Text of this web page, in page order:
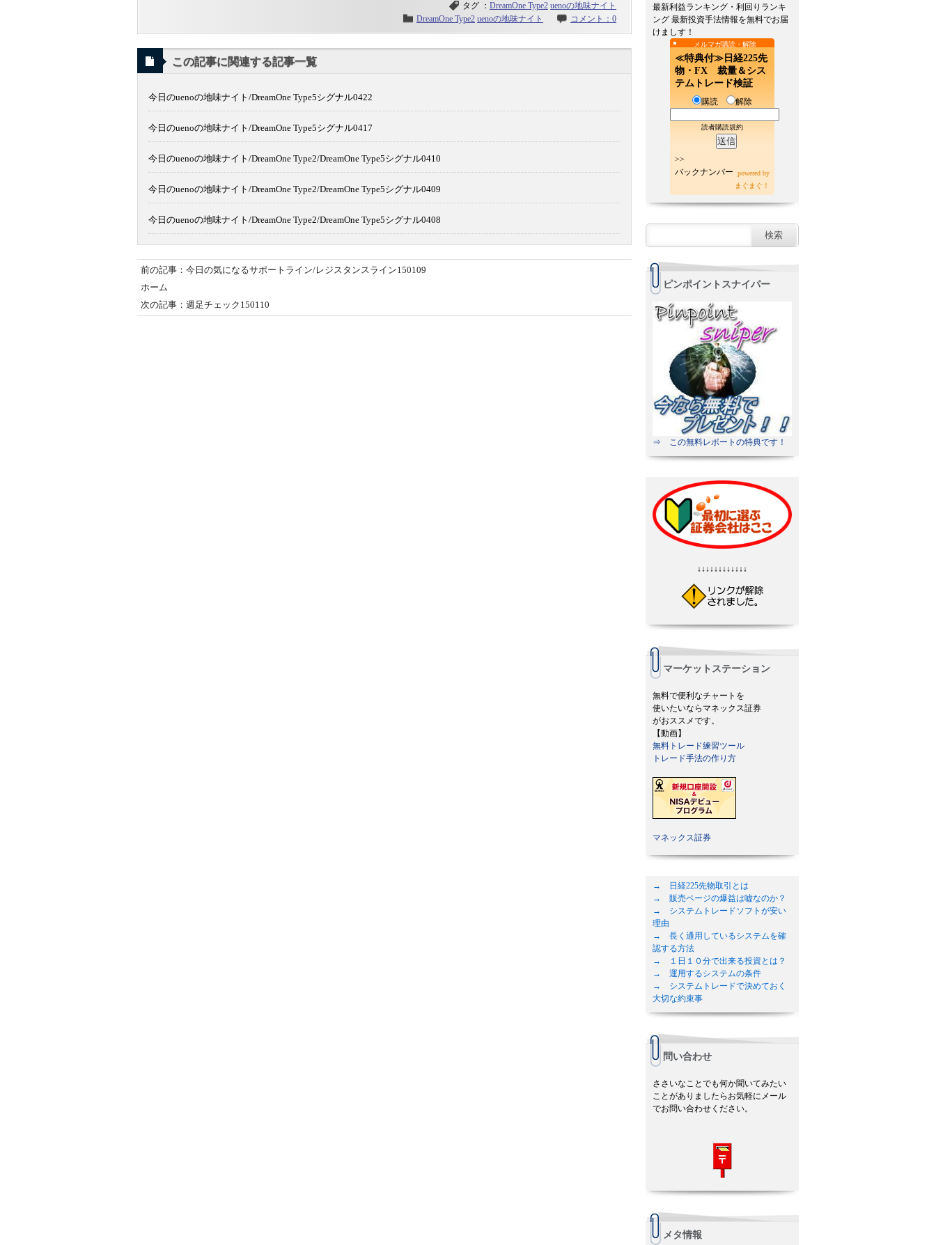
タグ ： DreamOne Type2 uenoの地味ナイト
DreamOne Type2 uenoの地味ナイト コメント：0
この記事に関連する記事一覧
今日のuenoの地味ナイト/DreamOne Type5シグナル0422
今日のuenoの地味ナイト/DreamOne Type5シグナル0417
今日のuenoの地味ナイト/DreamOne Type2/DreamOne Type5シグナル0410
今日のuenoの地味ナイト/DreamOne Type2/DreamOne Type5シグナル0409
今日のuenoの地味ナイト/DreamOne Type2/DreamOne Type5シグナル0408
前の記事：今日の気になるサポートライン/レジスタンスライン150109
ホーム
次の記事：週足チェック150110
最新利益ランキング・利回りランキ
ング 最新投資手法情報を無料でお届
けましす！
メルマガ購読・解除
≪特典付≫日経225先
物・FX 裁量＆シス
テムトレード検証
購読 解除
読者購読規約
>>
バックナンバー
powered by
まぐまぐ！
ピンポイントスナイパー
⇒ この無料レポートの特典です！
↓↓↓↓↓↓↓↓↓↓↓↓
マーケットステーション
無料で便利なチャートを
使いたいならマネックス証券
がおススメです。
【動画】
無料トレード練習ツール
トレード手法の作り方
マネックス証券
→ 日経225先物取引とは
→ 販売ページの爆益は嘘なのか？
→ システムトレードソフトが安い
理由
→ 長く通用しているシステムを確
認する方法
→ １日１０分で出来る投資とは？
→ 運用するシステムの条件
→ システムトレードで決めておく
大切な約束事
問い合わせ
ささいなことでも何か聞いてみたい
ことがありましたらお気軽にメール
でお問い合わせください。
メタ情報